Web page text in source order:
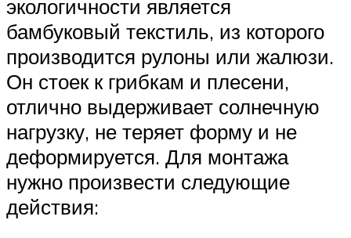
экологичности является
бамбуковый текстиль, из которого
производится рулоны или жалюзи.
Он стоек к грибкам и плесени,
отлично выдерживает солнечную
нагрузку, не теряет форму и не
деформируется. Для монтажа
нужно произвести следующие
действия: